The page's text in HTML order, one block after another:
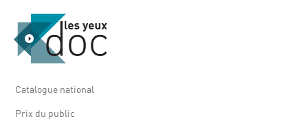
Catalogue national
Prix du public